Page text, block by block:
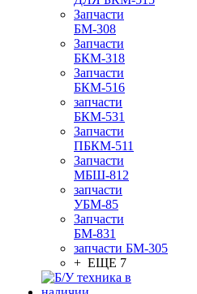
Запчасти
БМ-308
Запчасти
БКМ-318
Запчасти
БКМ-516
запчасти
БКМ-531
Запчасти
ПБКМ-511
Запчасти
МБШ-812
запчасти
УБМ-85
Запчасти
БМ-831
запчасти БМ-305
+ ЕЩЕ 7